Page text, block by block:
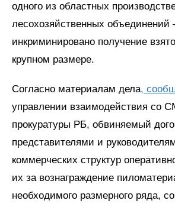
одного из областных
лесохозяйственных объединений
инкриминировано получение
крупном размере.
Согласно материалам дела,
управлении взаимодействия со
прокуратуры РБ, обвиняемый
представителями и
коммерческих структур
их за вознаграждение
необходимого размерного ряда,